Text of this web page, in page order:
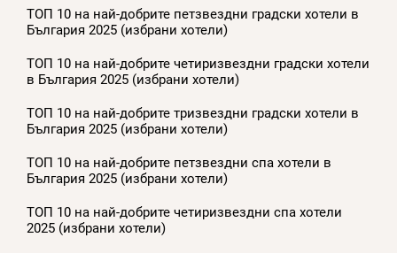
ТОП 10 на най-добрите петзвездни градски хотели в
България 2025 (избрани хотели)
ТОП 10 на най-добрите четиризвездни градски хотели
в България 2025 (избрани хотели)
ТОП 10 на най-добрите тризвездни градски хотели в
България 2025 (избрани хотели)
ТОП 10 на най-добрите петзвездни спа хотели в
България 2025 (избрани хотели)
ТОП 10 на най-добрите четиризвездни спа хотели
2025 (избрани хотели)